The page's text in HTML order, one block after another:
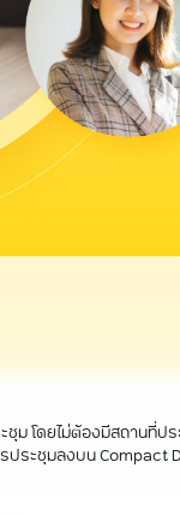
โดยไม่ต้องมีสถานที่ป
ระชุมลงบน Compact